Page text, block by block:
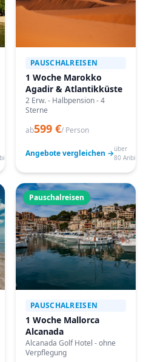
PAUSCHALREISEN
1 Woche Marokko
Agadir & Atlantikküste
2 Erw. - Halbpension - 4
Sterne
ab599 €/ Person
Angebote vergleichen →über
80
Pauschalreisen
PAUSCHALREISEN
1 Woche Mallorca
Alcanada
Alcanada Golf Hotel - ohne
Verpflegung